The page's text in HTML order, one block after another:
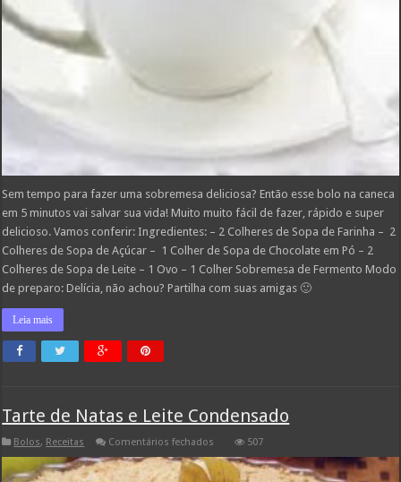
Sem tempo para fazer uma sobremesa deliciosa? Então esse bolo na caneca
em 5 minutos vai salvar sua vida! Muito muito fácil de fazer, rápido e super
delicioso. Vamos conferir: Ingredientes: – 2 Colheres de Sopa de Farinha – 2
Colheres de Sopa de Açúcar – 1 Colher de Sopa de Chocolate em Pó – 2
Colheres de Sopa de Leite – 1 Ovo – 1 Colher Sobremesa de Fermento Modo
de preparo: Delícia, não achou? Partilha com suas amigas 🙂
Leia mais
Tarte de Natas e Leite Condensado
Bolos, Receitas Comentários fechados
de
Natas
507